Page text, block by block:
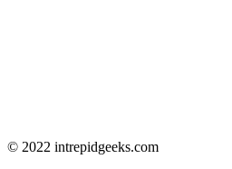
© 2022 intrepidgeeks.com